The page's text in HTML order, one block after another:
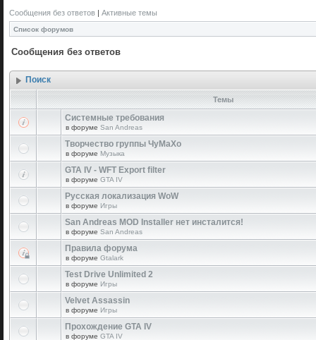
Сообщения без ответов | Активные темы
Список форумов
Сообщения без ответов
Поиск
Темы
Системные требования
в форуме San Andreas
Творчество группы ЧуМаХо
в форуме Музыка
GTA IV - WFT Export filter
в форуме GTA IV
Русская локализация WoW
в форуме Игры
San Andreas MOD Installer нет инсталится!
в форуме San Andreas
Правила форума
в форуме Gtalark
Test Drive Unlimited 2
в форуме Игры
Velvet Assassin
в форуме Игры
Прохождение GTA IV
в форуме GTA IV